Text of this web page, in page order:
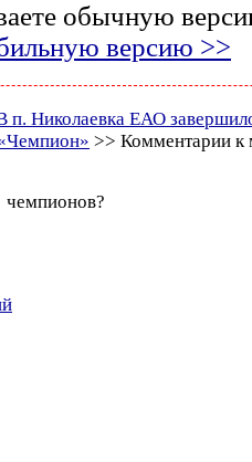
обычную
версию >>
п. Николаевка ЕАО
>> Комментарии к